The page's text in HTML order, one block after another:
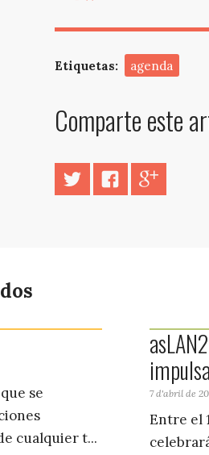
Etiquetas: agenda
Comparte este
Twitter Facebook
se
cualquier t...
7 d'abril de
Entre el